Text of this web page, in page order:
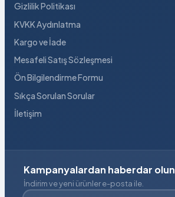
Gizlilik Politikası
KVKK Aydınlatma
Kargo ve İade
Mesafeli Satış Sözleşmesi
Ön Bilgilendirme Formu
Sıkça Sorulan Sorular
İletişim
Kampanyalardan haberdar olun
İndirim ve yeni ürünler e-posta ile.